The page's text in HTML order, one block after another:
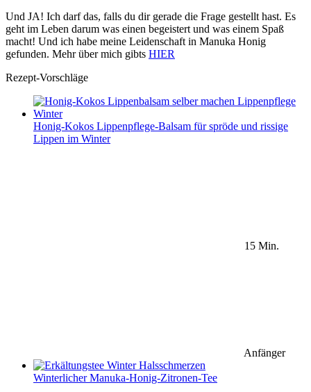
Und JA! Ich darf das, falls du dir gerade die Frage gestellt hast. Es
geht im Leben darum was einen begeistert und was einem Spaß
macht! Und ich habe meine Leidenschaft in Manuka Honig
gefunden. Mehr über mich gibts HIER
Rezept-Vorschläge
Honig-Kokos Lippenpflege-Balsam für spröde und rissige
Lippen im Winter
15 Min.
Anfänger
Winterlicher Manuka-Honig-Zitronen-Tee